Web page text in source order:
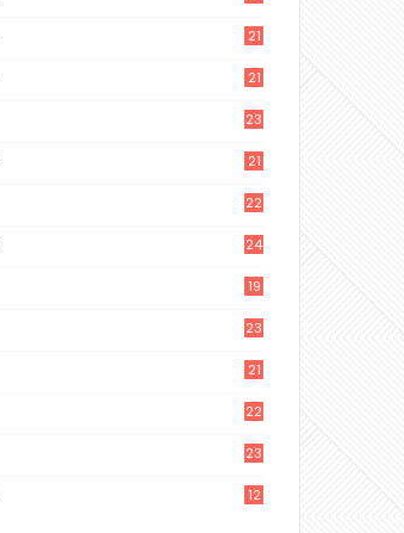
21
21
23
21
22
24
19
23
21
22
23
12